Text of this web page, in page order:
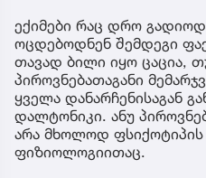
ექიმები რაც დრო
ოცდებოდნენ შემდეგი
თავად ბილი იყო ცაცია,
პიროვნებათაგანი
ყველა დანარჩენისაგან
დალტონიკი. ანუ
არა მხოლოდ
ფიზიოლოგიითაც.